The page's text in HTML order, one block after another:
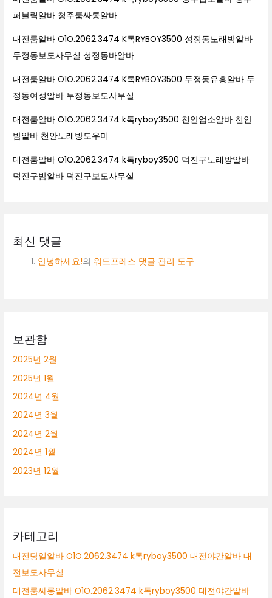
퍼블릭알바 청주룸싸롱알바
대전룸알바 O1O.2062.3474 K톡RYBOY3500 성정동노래방알바
두정동보도사무실 성정동바알바
대전룸알바 O1O.2062.3474 K톡RYBOY3500 두정동유흥알바 두
정동여성알바 두정동보도사무실
대전룸알바 O1O.2062.3474 k톡ryboy3500 천안업소알바 천안
밤알바 천안노래방도우미
대전룸알바 O1O.2062.3474 k톡ryboy3500 덕진구노래방알바
덕진구밤알바 덕진구보도사무실
최신 댓글
안녕하세요!의워드프레스 댓글 관리 도구
보관함
2025년 2월
2025년 1월
2024년 4월
2024년 3월
2024년 2월
2024년 1월
2023년 12월
카테고리
대전당일알바 O1O.2062.3474 k톡ryboy3500 대전야간알바 대
전보도사무실
대전룸싸롱알바 O1O.2062.3474 k톡ryboy3500 대전야간알바